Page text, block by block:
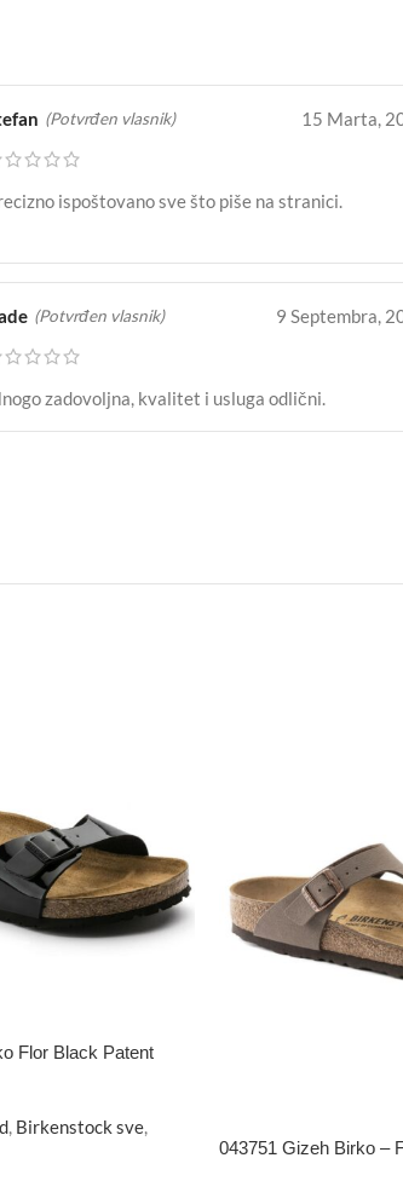
(Potvrđen vlasnik) 15 Marta,
ispoštovano sve što piše na stranici.
(Potvrđen vlasnik) 9 Septembra,
zadovoljna, kvalitet i usluga odlični.
Flor Black Patent
, Birkenstock sve,
043751 Gizeh Birko –